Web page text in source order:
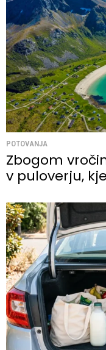
POTOVANJA
Zbogom
v puloverju,